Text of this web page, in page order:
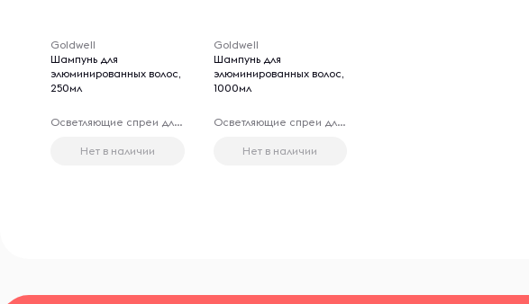
Goldwell
Шампунь для
элюминированных волос,
250мл
Осветляющие спреи для волос
Нет в наличии
Goldwell
Шампунь для
элюминированных волос,
1000мл
Осветляющие спреи для волос
Нет в наличии